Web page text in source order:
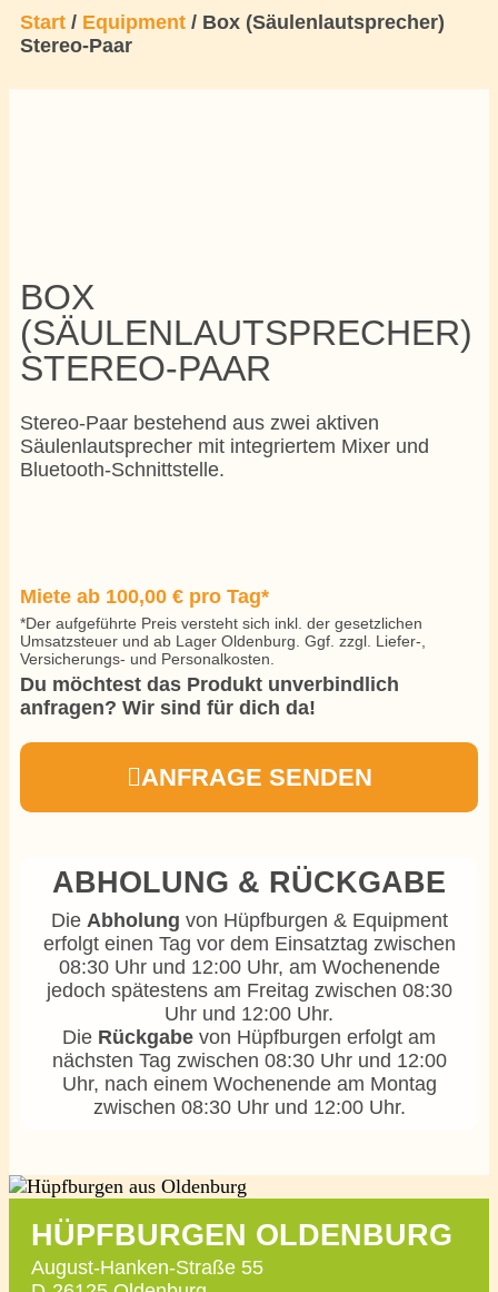
Start / Equipment / Box (Säulenlautsprecher)
Stereo-Paar
BOX
(SÄULENLAUTSPRECHER)
STEREO-PAAR
Stereo-Paar bestehend aus zwei aktiven
Säulenlautsprecher mit integriertem Mixer und
Bluetooth-Schnittstelle.
Miete ab 100,00 € pro Tag*
*Der aufgeführte Preis versteht sich inkl. der gesetzlichen
Umsatzsteuer und ab Lager Oldenburg. Ggf. zzgl. Liefer-,
Versicherungs- und Personalkosten.
Du möchtest das Produkt unverbindlich
anfragen? Wir sind für dich da!
ANFRAGE SENDEN
ABHOLUNG & RÜCKGABE
Die Abholung von Hüpfburgen & Equipment
erfolgt einen Tag vor dem Einsatztag zwischen
08:30 Uhr und 12:00 Uhr, am Wochenende
jedoch spätestens am Freitag zwischen 08:30
Uhr und 12:00 Uhr.
Die Rückgabe von Hüpfburgen erfolgt am
nächsten Tag zwischen 08:30 Uhr und 12:00
Uhr, nach einem Wochenende am Montag
zwischen 08:30 Uhr und 12:00 Uhr.
HÜPFBURGEN OLDENBURG
August-Hanken-Straße 55